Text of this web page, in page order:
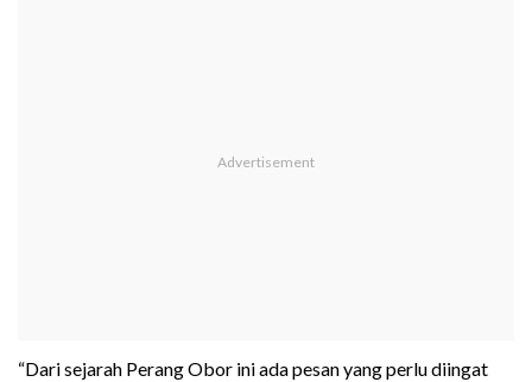
“Dari sejarah Perang Obor ini ada pesan yang perlu diingat